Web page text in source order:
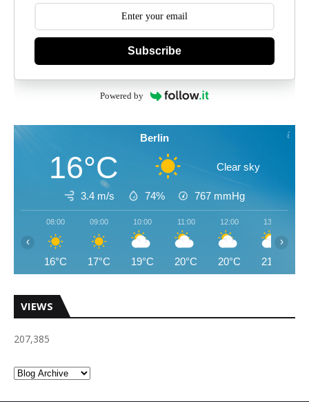
Subscribe
Powered by
Berlin
16°C Clear sky
3.4 m/s 74% 767 mmHg
08:00
16°C
09:00
17°C
10:00
19°C
11:00
20°C
12:00
20°C
13:00
21°C
‹ ›
VIEWS
207,385